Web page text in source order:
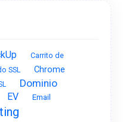
Carrito de
SSL Chrome
Dominio
EV Email